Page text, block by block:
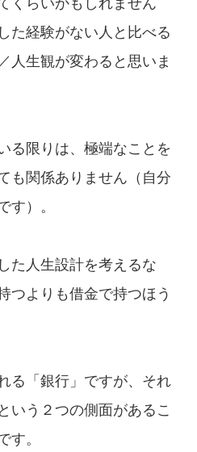
た経験がない人と比べる
人生観が変わると思いま
る限りは、極端なことを
も関係ありません（自分
す）。
た人生設計を考えるな
つよりも借金で持つほう
る「銀行」ですが、それ
いう２つの側面があるこ
す。